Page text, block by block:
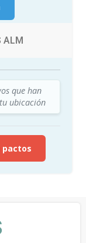
ALM
que han
ubicación